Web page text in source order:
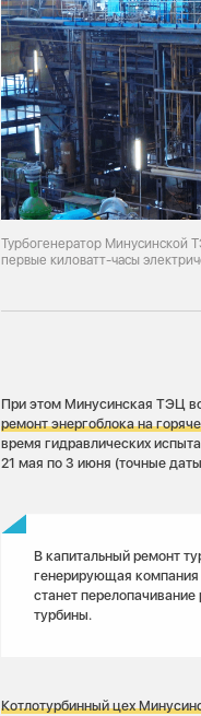
Турбогенератор Минусинской
первые киловатт-часы
При этом Минусинская ТЭЦ
ремонт энергоблока на
время гидравлических
21 мая по 3 июня (точные
В капитальный ремонт
генерирующая
станет
турбины.
Котлотурбинный цех